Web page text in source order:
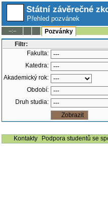
Státní závěrečné
Přehled pozvánek
--:--
Pozvánky
Filtr:
Fakulta:
Katedra:
Akademický rok:
Období:
Druh studia:
Kontakty
Podpora studentů se